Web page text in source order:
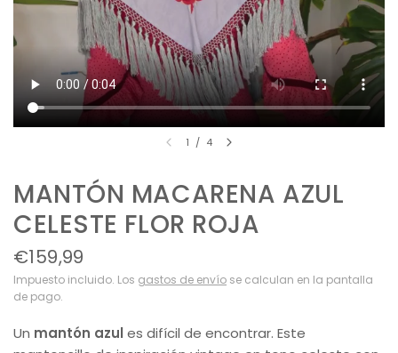
1 / 4
MANTÓN MACARENA AZUL
CELESTE FLOR ROJA
€159,99
Impuesto incluido. Los gastos de envío se calculan en la pantalla
de pago.
Un mantón azules difícil de encontrar. Este